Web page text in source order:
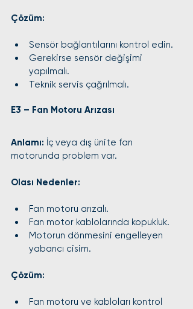
Çözüm:
Sensör bağlantılarını kontrol edin.
Gerekirse sensör değişimi
yapılmalı.
Teknik servis çağrılmalı.
E3 – Fan Motoru Arızası
Anlamı: İç veya dış ünite fan
motorunda problem var.
Olası Nedenler:
Fan motoru arızalı.
Fan motor kablolarında kopukluk.
Motorun dönmesini engelleyen
yabancı cisim.
Çözüm:
Fan motoru ve kabloları kontrol